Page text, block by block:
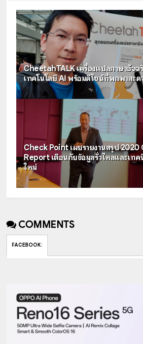
CheetahTALK เครื่องแปลภาษาอัจฉ
เทคโนโลยี AI พร้อมดีไซน์ที่พกพาสะด
Check Point เผยรายงานสรุป
Report เตือนภัยข้อมูลรั่วไหลและเท
ใหม่
COMMENTS
FACEBOOK: